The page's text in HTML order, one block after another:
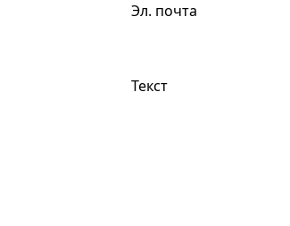
Эл. почта
Текст